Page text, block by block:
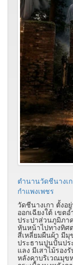
ตำนานวัดชีนางเ
กำแพงเพชร
วัดชีนางเกา ตั้งอ
ออกเฉียงใต้ เขต
ประปาส่วนภูมิภา
หันหน้าไปทางทิศ
สี่เหลี่ยมผืนผ้า มี
ประธานปูนปั้นปร
แลง มีเสาไม้รอง
หลังคาบริเวณมุข